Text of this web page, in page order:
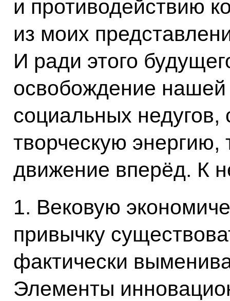
и противодействию
из моих
И ради этого
освобождение
социальных
творческую
движение вперёд. К
1. Вековую
привычку
фактически
Элементы